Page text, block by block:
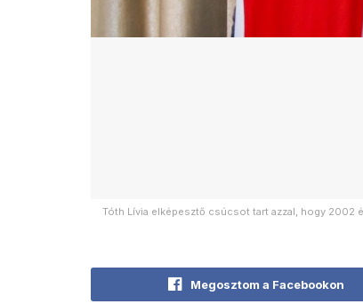
Tóth Lívia elképesztő csúcsot tart azzal, hogy 2002
Megosztom a Facebookon